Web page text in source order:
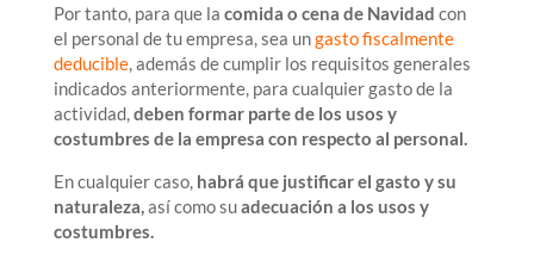
Por tanto, para que la comida o cena de Navidad con
el personal de tu empresa, sea ungasto fiscalmente
deducible, además de cumplir los requisitos generales
indicados anteriormente, para cualquier gasto de la
actividad,deben formar parte de los usos y
costumbres de la empresa con respecto al personal.
En cualquier caso, habrá que justificar el gasto y su
naturaleza,así como suadecuación a los usos y
costumbres.